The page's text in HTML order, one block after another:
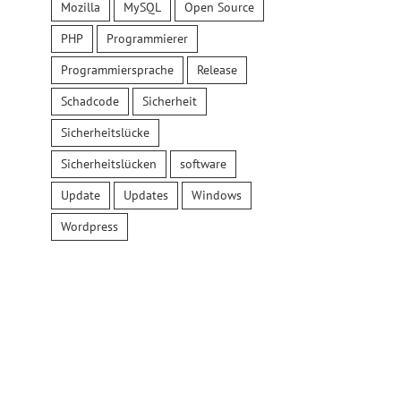
Mozilla
MySQL
Open Source
PHP
Programmierer
Programmiersprache
Release
Schadcode
Sicherheit
Sicherheitslücke
Sicherheitslücken
software
Update
Updates
Windows
Wordpress